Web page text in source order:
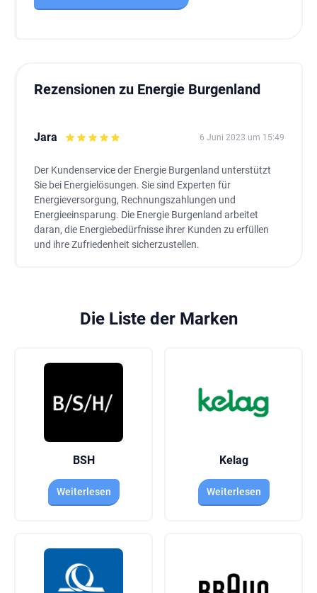
Rezensionen zu Energie Burgenland
Jara 6 Juni 2023 um 15:49
Der Kundenservice der Energie Burgenland unterstützt
Sie bei Energielösungen. Sie sind Experten für
Energieversorgung, Rechnungszahlungen und
Energieeinsparung. Die Energie Burgenland arbeitet
daran, die Energiebedürfnisse ihrer Kunden zu erfüllen
und ihre Zufriedenheit sicherzustellen.
Die Liste der Marken
BSH
Weiterlesen
Kelag
Weiterlesen